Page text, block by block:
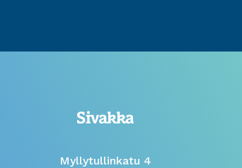
Myllytullinkatu 4